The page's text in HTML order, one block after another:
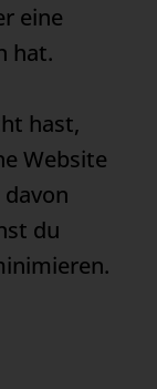
eine
hat.
hast,
Website
du